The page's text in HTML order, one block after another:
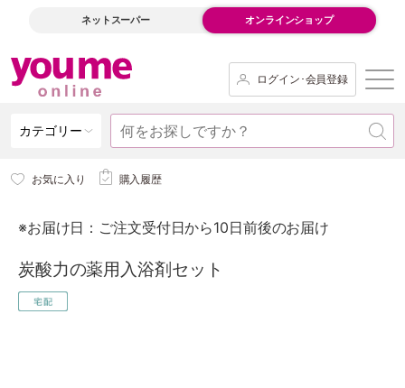
ネットスーパー オンラインショップ
ログイン･会員登録
カテゴリー
お気に入り 購入履歴
※お届け日：ご注文受付日から10日前後のお届け
炭酸力の薬用入浴剤セット